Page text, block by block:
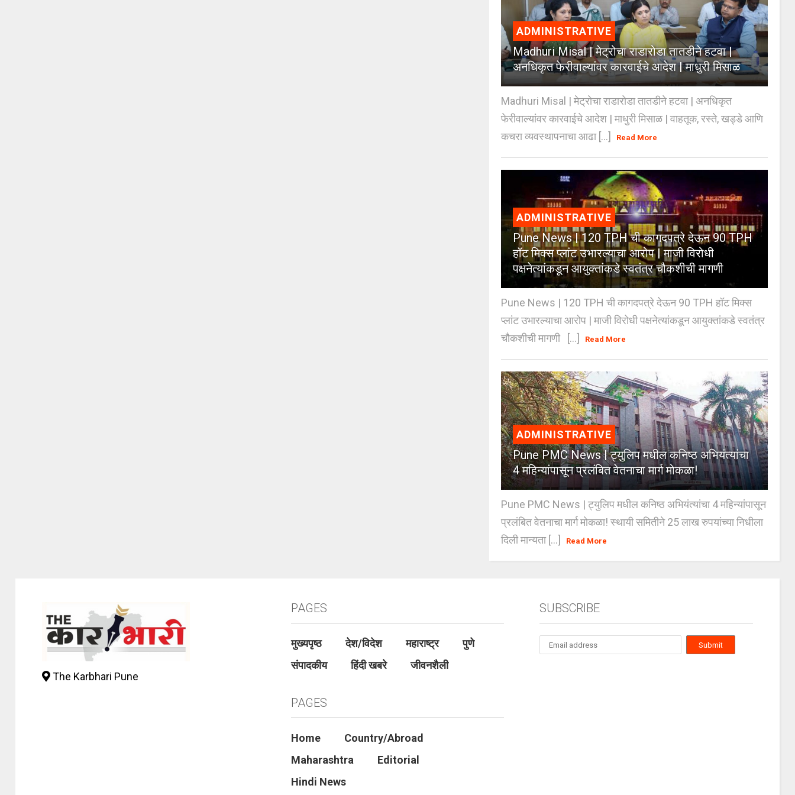
ADMINISTRATIVE
Madhuri Misal | मेट्रोचा राडारोडा तातडीने हटवा |
अनधिकृत फेरीवाल्यांवर कारवाईचे आदेश | माधुरी मिसाळ
Madhuri Misal | मेट्रोचा राडारोडा तातडीने हटवा | अनधिकृत
फेरीवाल्यांवर कारवाईचे आदेश | माधुरी मिसाळ | वाहतूक, रस्ते, खड्डे आणि
कचरा व्यवस्थापनाचा आढा [...]
Read More
ADMINISTRATIVE
Pune News | 120 TPH ची कागदपत्रे देऊन 90 TPH
हॉट मिक्स प्लांट उभारल्याचा आरोप | माजी विरोधी
पक्षनेत्यांकडून आयुक्तांकडे स्वतंत्र चौकशीची मागणी
Pune News | 120 TPH ची कागदपत्रे देऊन 90 TPH हॉट मिक्स
प्लांट उभारल्याचा आरोप | माजी विरोधी पक्षनेत्यांकडून आयुक्तांकडे स्वतंत्र
चौकशीची मागणी [...]
Read More
ADMINISTRATIVE
Pune PMC News | ट्युलिप मधील कनिष्ठ अभियंत्यांचा
4 महिन्यांपासून प्रलंबित वेतनाचा मार्ग मोकळा!
Pune PMC News | ट्युलिप मधील कनिष्ठ अभियंत्यांचा 4 महिन्यांपासून
प्रलंबित वेतनाचा मार्ग मोकळा! स्थायी समितीने 25 लाख रुपयांच्या निधीला
दिली मान्यता [...]
Read More
The Karbhari Pune
PAGES
मुख्यपृष्ठ देश/विदेश महाराष्ट्र
पुणे
संपादकीय
हिंदी खबरे जीवनशैली
PAGES
Home
Country/Abroad
Maharashtra
Editorial
Hindi News
SUBSCRIBE